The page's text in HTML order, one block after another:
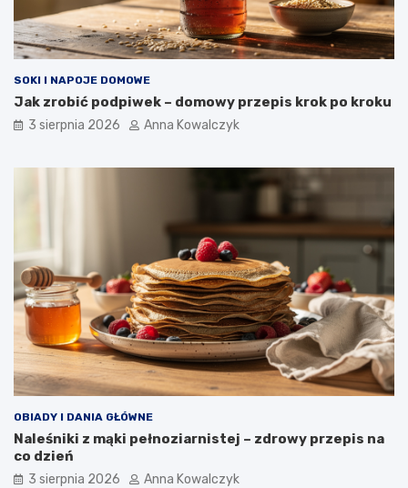
SOKI I NAPOJE DOMOWE
Jak zrobić podpiwek – domowy przepis krok po kroku
3 sierpnia 2026 Anna Kowalczyk
OBIADY I DANIA GŁÓWNE
Naleśniki z mąki pełnoziarnistej – zdrowy przepis na
co dzień
3 sierpnia 2026 Anna Kowalczyk